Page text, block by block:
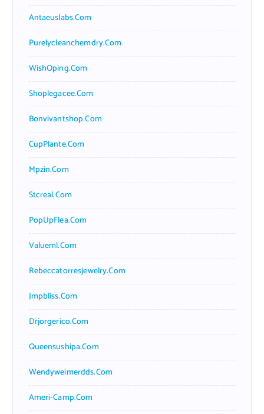
Antaeuslabs.com
Purelycleanchemdry.com
WishOping.com
Shoplegacee.com
Bonvivantshop.com
CupPlante.com
Mpzin.com
Stcreal.com
PopUpFlea.com
Valueml.com
Rebeccatorresjewelry.com
Jmpbliss.com
Drjorgerico.com
Queensushipa.com
Wendyweimerdds.com
Ameri-Camp.com